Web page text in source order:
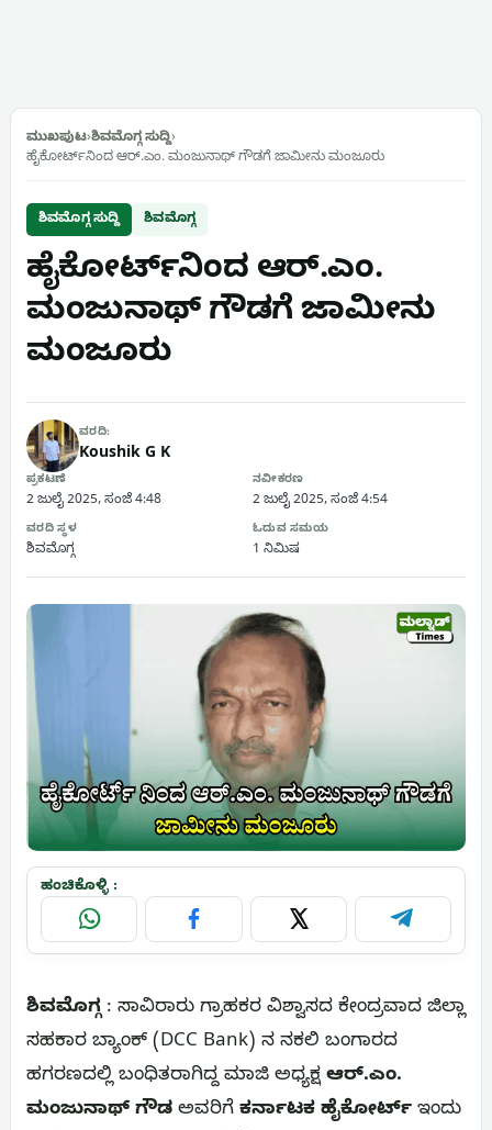
ಮುಖಪುಟ›ಶಿವಮೊಗ್ಗ ಸುದ್ದಿ›
ಹೈಕೋರ್ಟ್‌ನಿಂದ ಆರ್.ಎಂ. ಮಂಜುನಾಥ್ ಗೌಡಗೆ ಜಾಮೀನು ಮಂಜೂರು
ಶಿವಮೊಗ್ಗ ಸುದ್ದಿ ಶಿವಮೊಗ್ಗ
ಹೈಕೋರ್ಟ್‌ನಿಂದ ಆರ್.ಎಂ.
ಮಂಜುನಾಥ್ ಗೌಡಗೆ ಜಾಮೀನು
ಮಂಜೂರು
ವರದಿ:
Koushik G K
ಪ್ರಕಟಣೆ
2 ಜುಲೈ 2025, ಸಂಜೆ 4:48
ನವೀಕರಣ
2 ಜುಲೈ 2025, ಸಂಜೆ 4:54
ವರದಿ ಸ್ಥಳ
ಶಿವಮೊಗ್ಗ
ಓದುವ ಸಮಯ
1 ನಿಮಿಷ
ಹಂಚಿಕೊಳ್ಳಿ :
WhatsApp Facebook X Telegram
ಶಿವಮೊಗ್ಗ: ಸಾವಿರಾರು ಗ್ರಾಹಕರ ವಿಶ್ವಾಸದ ಕೇಂದ್ರವಾದ ಜಿಲ್ಲಾ
ಸಹಕಾರ ಬ್ಯಾಂಕ್ (DCC Bank) ನ ನಕಲಿ ಬಂಗಾರದ
ಹಗರಣದಲ್ಲಿ ಬಂಧಿತರಾಗಿದ್ದ ಮಾಜಿ ಅಧ್ಯಕ್ಷಆರ್.ಎಂ.
ಮಂಜುನಾಥ್ ಗೌಡ ಅವರಿಗೆ ಕರ್ನಾಟಕ ಹೈಕೋರ್ಟ್ ಇಂದು